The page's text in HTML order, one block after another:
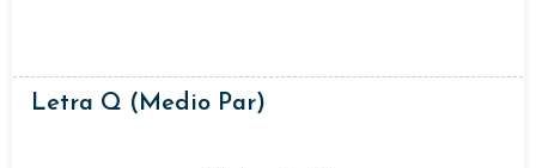
Letra Q (medio Par)